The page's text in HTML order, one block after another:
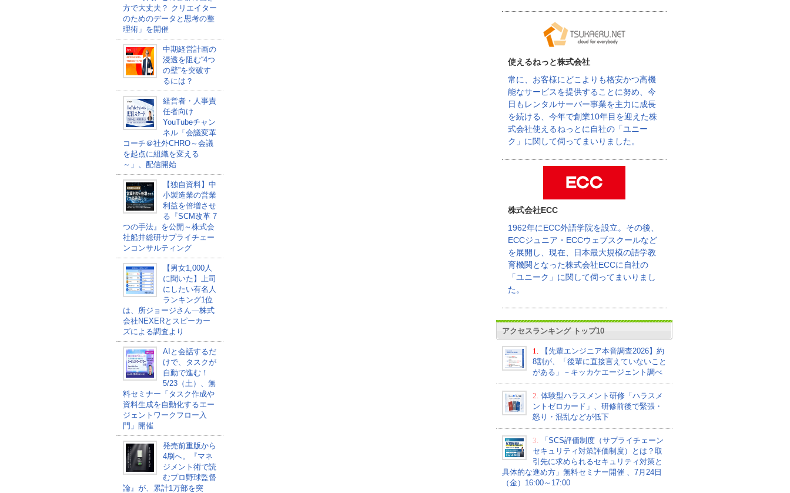
方で大丈夫？ クリエイター
のためのデータと思考の整
理術」を開催
中期経営計画の
浸透を阻む“4つ
の壁”を突破す
るには？
経営者・人事責
任者向け
YouTubeチャン
ネル「会議変革
コーチ＠社外CHRO～会議
を起点に組織を変える
～」、配信開始
【独自資料】中
小製造業の営業
利益を倍増させ
る『SCM改革 7
つの手法』を公開～株式会
社船井総研サプライチェー
ンコンサルティング
【男女1,000人
に聞いた】上司
にしたい有名人
ランキング1位
は、所ジョージさん―株式
会社NEXERとスピーカー
ズによる調査より
AIと会話するだ
けで、タスクが
自動で進む！
5/23（土）、無
料セミナー「タスク作成や
資料生成を自動化するエー
ジェントワークフロー入
門」開催
発売前重版から
4刷へ。『マネ
ジメント術で読
むプロ野球監督
論』が、累計1万部を突
使えるねっと株式会社
常に、お客様にどこよりも格安かつ高機
能なサービスを提供することに努め、今
日もレンタルサーバー事業を主力に成長
を続ける、今年で創業10年目を迎えた株
式会社使えるねっとに自社の「ユニー
ク」に関して伺ってまいりました。
株式会社ECC
1962年にECC外語学院を設立。その後、
ECCジュニア・ECCウェブスクールなど
を展開し、現在、日本最大規模の語学教
育機関となった株式会社ECCに自社の
「ユニーク」に関して伺ってまいりまし
た。
アクセスランキング トップ10
1.
【先輩エンジニア本音調査2026】約
8割が、「後輩に直接言えていないこと
がある」－キッカケエージェント調べ
2. 体験型ハラスメント研修「ハラスメ
ントゼロカード」、研修前後で緊張・
怒り・混乱などが低下
3.
「SCS評価制度（サプライチェーン
セキュリティ対策評価制度）とは？取
引先に求められるセキュリティ対策と
具体的な進め方」無料セミナー開催 、7月24日
（金）16:00～17:00